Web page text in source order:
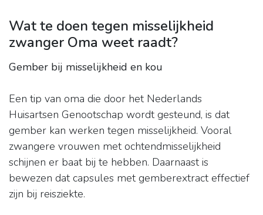
Wat te doen tegen misselijkheid
zwanger Oma weet raadt?
Gember bij misselijkheid en kou
Een tip van oma die door het Nederlands
Huisartsen Genootschap wordt gesteund, is dat
gember kan werken tegen misselijkheid. Vooral
zwangere vrouwen met ochtendmisselijkheid
schijnen er baat bij te hebben. Daarnaast is
bewezen dat capsules met gemberextract effectief
zijn bij reisziekte.